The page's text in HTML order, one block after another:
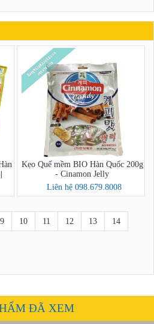
Kẹo Quế mềm BIO Hàn Quốc 200g
- Cinamon Jelly
Liên hệ 098.679.8008
9 10 11 12 13 14
ĐÃ XEM